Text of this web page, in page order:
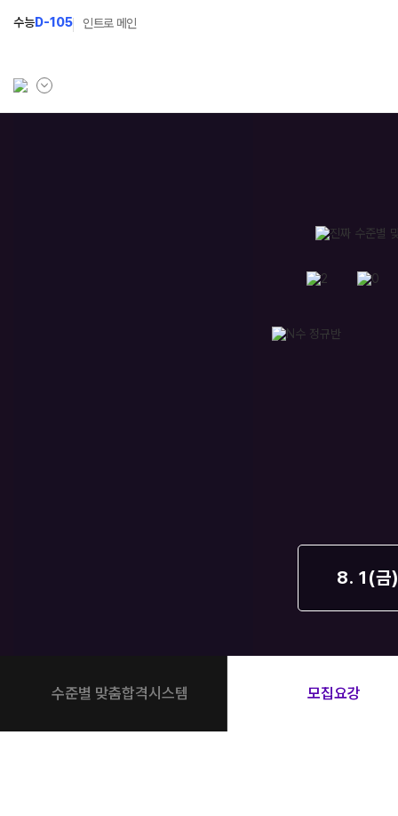
수능D-105 인트로 메인
2027 파이널 정규반
2027 지역의사제 특별반
8. 1(금
수준별 맞춤합격시스템 모집요강